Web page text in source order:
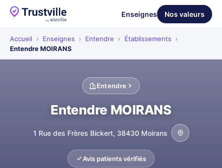
Enseignes Nos valeurs
Accueil › Enseignes › Entendre › Établissements
›
Entendre MOIRANS
Entendre
Entendre MOIRANS
1 Rue des Frères Bickert, 38430 Moirans
Avis patients vérifiés